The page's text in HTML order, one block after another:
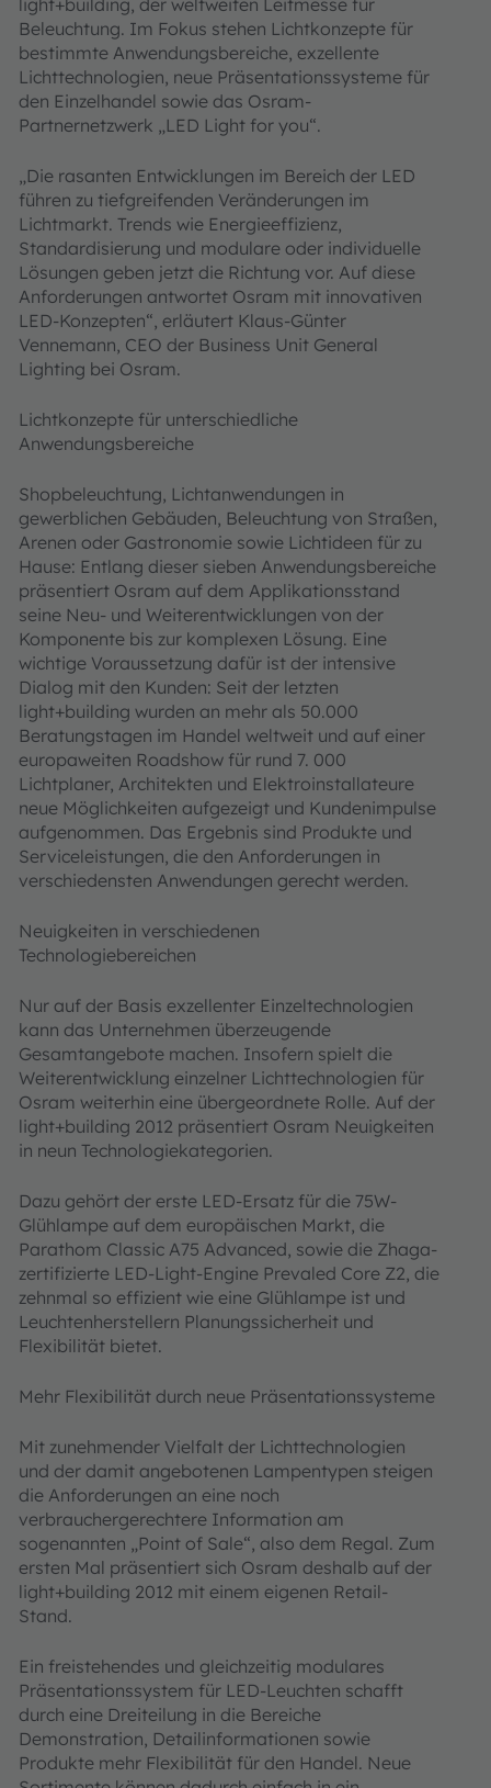
light+building, der weltweiten Leitmesse für
Beleuchtung. Im Fokus stehen Lichtkonzepte für
bestimmte Anwendungsbereiche, exzellente
Lichttechnologien, neue Präsentationssysteme für
den Einzelhandel sowie das Osram-
Partnernetzwerk „LED Light for you“.
„Die rasanten Entwicklungen im Bereich der LED
führen zu tiefgreifenden Veränderungen im
Lichtmarkt. Trends wie Energieeffizienz,
Standardisierung und modulare oder individuelle
Lösungen geben jetzt die Richtung vor. Auf diese
Anforderungen antwortet Osram mit innovativen
LED-Konzepten“, erläutert Klaus-Günter
Vennemann, CEO der Business Unit General
Lighting bei Osram.
Lichtkonzepte für unterschiedliche
Anwendungsbereiche
Shopbeleuchtung, Lichtanwendungen in
gewerblichen Gebäuden, Beleuchtung von Straßen,
Arenen oder Gastronomie sowie Lichtideen für zu
Hause: Entlang dieser sieben Anwendungsbereiche
präsentiert Osram auf dem Applikationsstand
seine Neu- und Weiterentwicklungen von der
Komponente bis zur komplexen Lösung. Eine
wichtige Voraussetzung dafür ist der intensive
Dialog mit den Kunden: Seit der letzten
light+building wurden an mehr als 50.000
Beratungstagen im Handel weltweit und auf einer
europaweiten Roadshow für rund 7. 000
Lichtplaner, Architekten und Elektroinstallateure
neue Möglichkeiten aufgezeigt und Kundenimpulse
aufgenommen. Das Ergebnis sind Produkte und
Serviceleistungen, die den Anforderungen in
verschiedensten Anwendungen gerecht werden.
Neuigkeiten in verschiedenen
Technologiebereichen
Nur auf der Basis exzellenter Einzeltechnologien
kann das Unternehmen überzeugende
Gesamtangebote machen. Insofern spielt die
Weiterentwicklung einzelner Lichttechnologien für
Osram weiterhin eine übergeordnete Rolle. Auf der
light+building 2012 präsentiert Osram Neuigkeiten
in neun Technologiekategorien.
Dazu gehört der erste LED-Ersatz für die 75W-
Glühlampe auf dem europäischen Markt, die
Parathom Classic A75 Advanced, sowie die Zhaga-
zertifizierte LED-Light-Engine Prevaled Core Z2, die
zehnmal so effizient wie eine Glühlampe ist und
Leuchtenherstellern Planungssicherheit und
Flexibilität bietet.
Mehr Flexibilität durch neue Präsentationssysteme
Mit zunehmender Vielfalt der Lichttechnologien
und der damit angebotenen Lampentypen steigen
die Anforderungen an eine noch
verbrauchergerechtere Information am
sogenannten „Point of Sale“, also dem Regal. Zum
ersten Mal präsentiert sich Osram deshalb auf der
light+building 2012 mit einem eigenen Retail-
Stand.
Ein freistehendes und gleichzeitig modulares
Präsentationssystem für LED-Leuchten schafft
durch eine Dreiteilung in die Bereiche
Demonstration, Detailinformationen sowie
Produkte mehr Flexibilität für den Handel. Neue